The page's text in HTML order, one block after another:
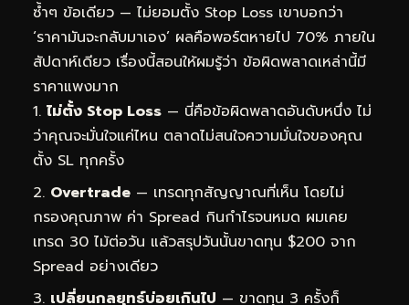
ซ้ำๆ ข้อเดียว — ไม่ยอมตั้ง Stop Loss เขาบอกว่า
‘ราคามันจะกลับมาเอง’ ผลคือพอร์ตหายไป 70% ภายใน
สัปดาห์เดียว เรื่องนี้สอนให้ผมรู้ว่า ข้อผิดพลาดเหล่านี้มี
ราคาแพงมาก
ไม่ตั้ง Stop Loss — นี่คือข้อผิดพลาดอันดับหนึ่ง ไม่
ว่าคุณจะมั่นใจแค่ไหน ตลาดไม่สนใจความมั่นใจของคุณ
ตั้ง SL ทุกครั้ง
Overtrade — เทรดทุกสัญญาณที่เห็น โดยไม่
กรองคุณภาพ ค่า Spread กินกำไรจนหมด ผมเคย
เทรด 30 ไม้ต่อวัน แล้วสรุปวันนั้นขาดทุน $200 จาก
Spread อย่างเดียว
เปลี่ยนกลยุทธ์บ่อยเกินไป — ขาดทุน 3 ครั้งก็